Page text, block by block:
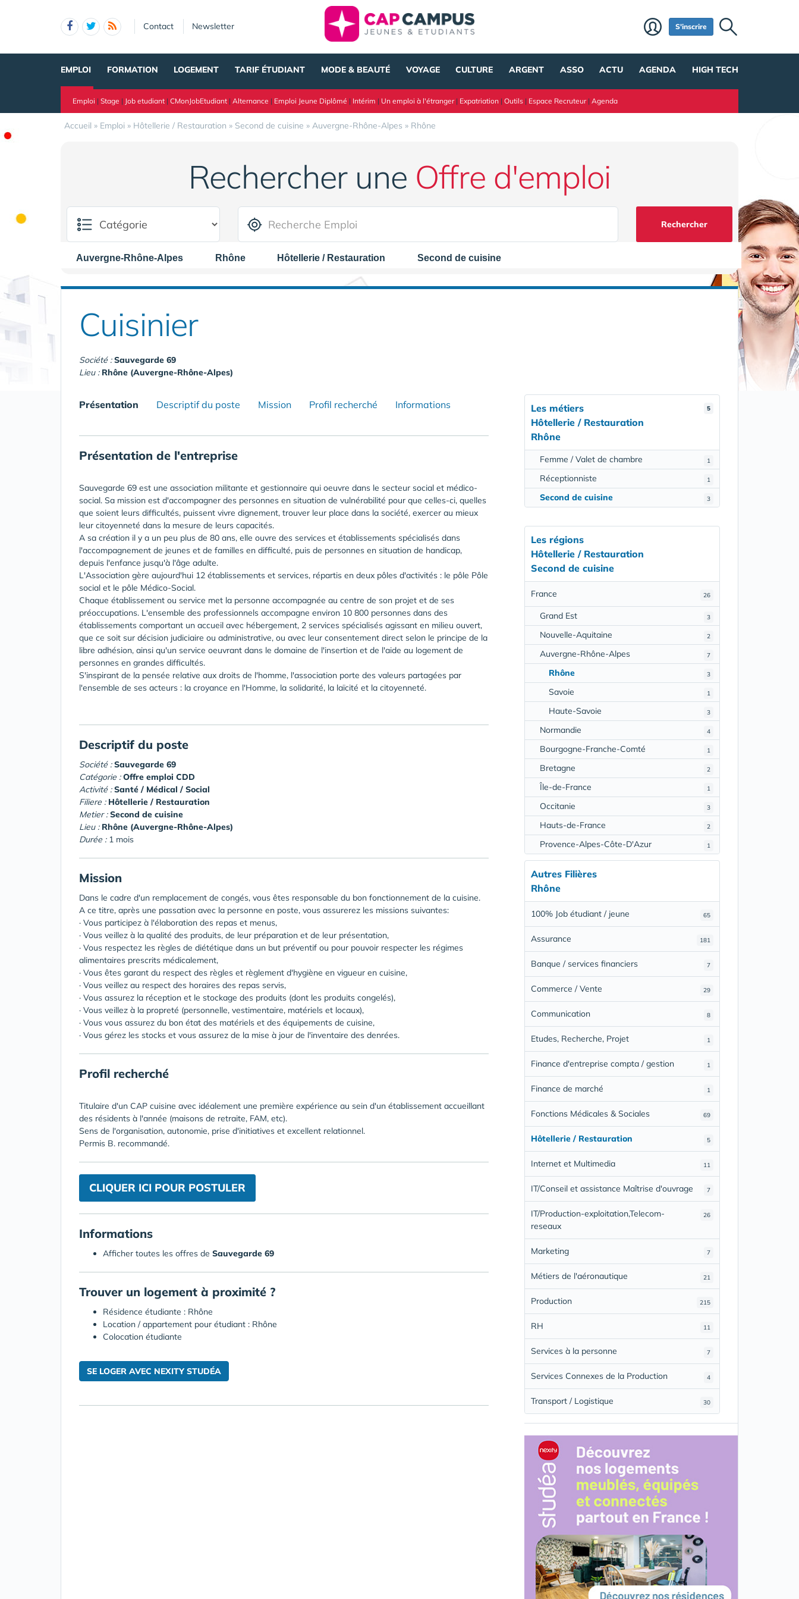
Contact Newsletter S'inscrire
EMPLOI FORMATION LOGEMENT TARIF ÉTUDIANT MODE & BEAUTÉ VOYAGE CULTURE ARGENT ASSO ACTU AGENDA HIGH TECH
Emploi | Stage | Job etudiant | CMonJobEtudiant | Alternance | Emploi Jeune Diplômé | Intérim | Un emploi à l'étranger| Expatriation | Outils | Espace Recruteur| Agenda
Accueil » Emploi » Hôtellerie / Restauration » Second de cuisine » Auvergne-Rhône-Alpes » Rhône
Rechercher une Offre d'emploi
Rechercher
Auvergne-Rhône-Alpes Rhône Hôtellerie / Restauration Second de cuisine
Cuisinier
Société :Sauvegarde 69
Lieu : Rhône (Auvergne-Rhône-Alpes)
Présentation Descriptif du poste Mission Profil recherché Informations
Présentation de l'entreprise
Sauvegarde 69 est une association militante et gestionnaire qui oeuvre dans le secteur social et médico-
social. Sa mission est d'accompagner des personnes en situation de vulnérabilité pour que celles-ci, quelles
que soient leurs difficultés, puissent vivre dignement, trouver leur place dans la société, exercer au mieux
leur citoyenneté dans la mesure de leurs capacités.
A sa création il y a un peu plus de 80 ans, elle ouvre des services et établissements spécialisés dans
l'accompagnement de jeunes et de familles en difficulté, puis de personnes en situation de handicap,
depuis l'enfance jusqu'à l'âge adulte.
L'Association gère aujourd'hui 12 établissements et services, répartis en deux pôles d'activités : le pôle Pôle
social et le pôle Médico-Social.
Chaque établissement ou service met la personne accompagnée au centre de son projet et de ses
préoccupations. L'ensemble des professionnels accompagne environ 10 800 personnes dans des
établissements comportant un accueil avec hébergement, 2 services spécialisés agissant en milieu ouvert,
que ce soit sur décision judiciaire ou administrative, ou avec leur consentement direct selon le principe de la
libre adhésion, ainsi qu'un service oeuvrant dans le domaine de l'insertion et de l'aide au logement de
personnes en grandes difficultés.
S'inspirant de la pensée relative aux droits de l'homme, l'association porte des valeurs partagées par
l'ensemble de ses acteurs : la croyance en l'Homme, la solidarité, la laïcité et la citoyenneté.
Descriptif du poste
Société :Sauvegarde 69
Catégorie :Offre emploi CDD
Activité :Santé / Médical / Social
Filiere : Hôtellerie / Restauration
Metier :Second de cuisine
Lieu : Rhône (Auvergne-Rhône-Alpes)
Durée : 1 mois
Mission
Dans le cadre d'un remplacement de congés, vous êtes responsable du bon fonctionnement de la cuisine.
A ce titre, après une passation avec la personne en poste, vous assurerez les missions suivantes:
· Vous participez à l'élaboration des repas et menus,
· Vous veillez à la qualité des produits, de leur préparation et de leur présentation,
· Vous respectez les règles de diététique dans un but préventif ou pour pouvoir respecter les régimes
alimentaires prescrits médicalement,
· Vous êtes garant du respect des règles et règlement d'hygiène en vigueur en cuisine,
· Vous veillez au respect des horaires des repas servis,
· Vous assurez la réception et le stockage des produits (dont les produits congelés),
· Vous veillez à la propreté (personnelle, vestimentaire, matériels et locaux),
· Vous vous assurez du bon état des matériels et des équipements de cuisine,
· Vous gérez les stocks et vous assurez de la mise à jour de l'inventaire des denrées.
Profil recherché
Titulaire d'un CAP cuisine avec idéalement une première expérience au sein d'un établissement accueillant
des résidents à l'année (maisons de retraite, FAM, etc).
Sens de l'organisation, autonomie, prise d'initiatives et excellent relationnel.
Permis B. recommandé.
CLIQUER ICI POUR POSTULER
Informations
Afficher toutes les offres de Sauvegarde 69
Trouver un logement à proximité ?
Résidence étudiante : Rhône
Location / appartement pour étudiant : Rhône
Colocation étudiante
SE LOGER AVEC NEXITY STUDÉA
5
Les métiers
Hôtellerie / Restauration
Rhône
1
Femme / Valet de chambre
1
Réceptionniste
3
Second de cuisine
Les régions
Hôtellerie / Restauration
Second de cuisine
26
France
3
Grand Est
2
Nouvelle-Aquitaine
7
Auvergne-Rhône-Alpes
3
Rhône
1
Savoie
3
Haute-Savoie
4
Normandie
1
Bourgogne-Franche-Comté
2
Bretagne
1
Île-de-France
3
Occitanie
2
Hauts-de-France
1
Provence-Alpes-Côte-D'Azur
Autres Filières
Rhône
65
100% Job étudiant / jeune
181
Assurance
7
Banque / services financiers
29
Commerce / Vente
8
Communication
1
Etudes, Recherche, Projet
1
Finance d'entreprise compta / gestion
1
Finance de marché
69
Fonctions Médicales & Sociales
5
Hôtellerie / Restauration
11
Internet et Multimedia
7
IT/Conseil et assistance Maîtrise d'ouvrage
26
IT/Production-exploitation,Telecom-
reseaux
7
Marketing
21
Métiers de l'aéronautique
215
Production
11
RH
7
Services à la personne
4
Services Connexes de la Production
30
Transport / Logistique